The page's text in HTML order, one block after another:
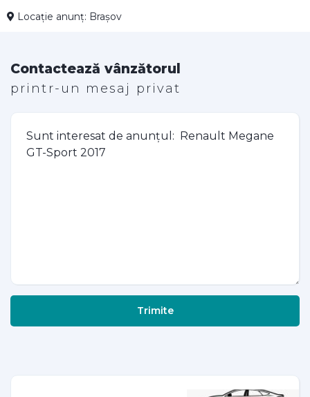
Locație anunț: Brașov
Contactează vânzătorul
printr-un mesaj privat
Trimite